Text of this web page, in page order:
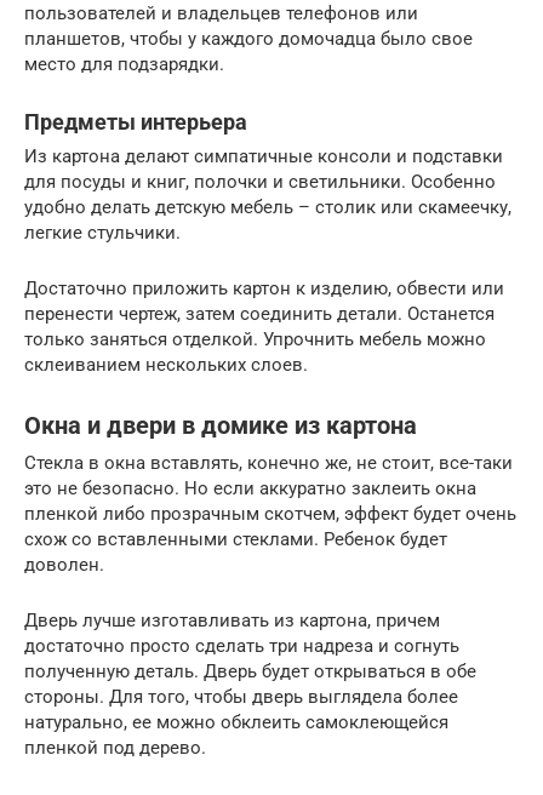
пользователей и владельцев телефонов или
планшетов, чтобы у каждого домочадца было свое
место для подзарядки.
Предметы интерьера
Из картона делают симпатичные консоли и подставки
для посуды и книг, полочки и светильники. Особенно
удобно делать детскую мебель – столик или скамеечку,
легкие стульчики.
Достаточно приложить картон к изделию, обвести или
перенести чертеж, затем соединить детали. Останется
только заняться отделкой. Упрочнить мебель можно
склеиванием нескольких слоев.
Окна и двери в домике из картона
Стекла в окна вставлять, конечно же, не стоит, все-таки
это не безопасно. Но если аккуратно заклеить окна
пленкой либо прозрачным скотчем, эффект будет очень
схож со вставленными стеклами. Ребенок будет
доволен.
Дверь лучше изготавливать из картона, причем
достаточно просто сделать три надреза и согнуть
полученную деталь. Дверь будет открываться в обе
стороны. Для того, чтобы дверь выглядела более
натурально, ее можно обклеить самоклеющейся
пленкой под дерево.